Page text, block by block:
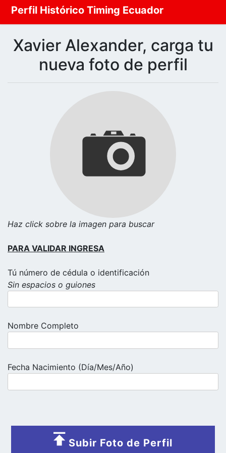
Perfil Histórico Timing Ecuador
Xavier Alexander, carga tu
nueva foto de perfil
Haz click sobre la imagen para buscar
PARA VALIDAR INGRESA
Tú número de cédula o identificación
Sin espacios o guiones
Nombre Completo
Fecha Nacimiento (Día/Mes/Año)
Subir Foto de Perfil